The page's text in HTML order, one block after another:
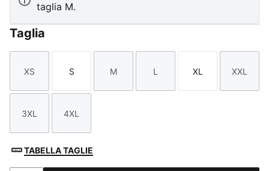
taglia M.
Taglia
Taglia
XS
Taglia
S
Taglia
M
Taglia
L
Taglia
XL
Taglia
XXL
Taglia
3XL
Taglia
4XL
TABELLA TAGLIE